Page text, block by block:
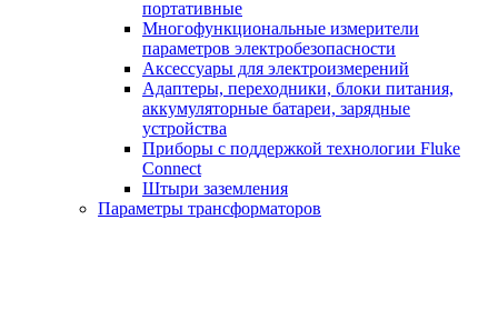
портативные
Многофункциональные измерители
параметров электробезопасности
Аксессуары для электроизмерений
Адаптеры, переходники, блоки питания,
аккумуляторные батареи, зарядные
устройства
Приборы с поддержкой технологии Fluke
Connect
Штыри заземления
Параметры трансформаторов